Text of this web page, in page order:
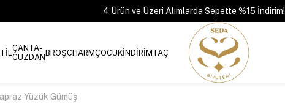
4 Ürün ve Üzeri Alımlarda Sepette %15 İndirim!
ÇANTA-
CÜZDANBROŞCHARMÇOCUKİNDİRİMTAÇ
Yüzük Gümüş